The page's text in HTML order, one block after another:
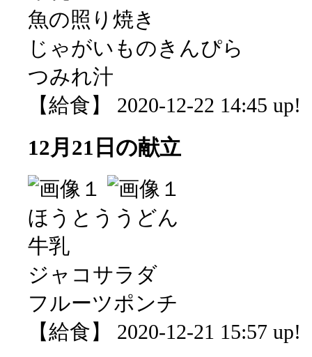
魚の照り焼き
じゃがいものきんぴら
つみれ汁
【給食】 2020-12-22 14:45 up!
12月21日の献立
ほうとううどん
牛乳
ジャコサラダ
フルーツポンチ
【給食】 2020-12-21 15:57 up!